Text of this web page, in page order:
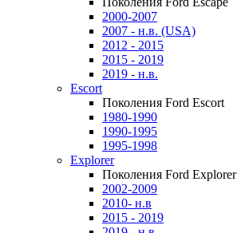
2000-2007
2007 - н.в. (USA)
2012 - 2015
2015 - 2019
2019 - н.в.
Escort
Поколения Ford Escort
1980-1990
1990-1995
1995-1998
Explorer
Поколения Ford Explorer
2002-2009
2010- н.в
2015 - 2019